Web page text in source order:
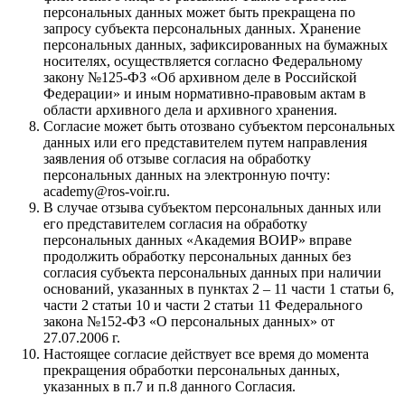
персональных данных может быть прекращена по
запросу субъекта персональных данных. Хранение
персональных данных, зафиксированных на бумажных
носителях, осуществляется согласно Федеральному
закону №125-ФЗ «Об архивном деле в Российской
Федерации» и иным нормативно-правовым актам в
области архивного дела и архивного хранения.
Согласие может быть отозвано субъектом персональных
данных или его представителем путем направления
заявления об отзыве согласия на обработку
персональных данных на электронную почту:
academy@ros-voir.ru.
В случае отзыва субъектом персональных данных или
его представителем согласия на обработку
персональных данных «Академия ВОИР» вправе
продолжить обработку персональных данных без
согласия субъекта персональных данных при наличии
оснований, указанных в пунктах 2 – 11 части 1 статьи 6,
части 2 статьи 10 и части 2 статьи 11 Федерального
закона №152-ФЗ «О персональных данных» от
27.07.2006 г.
Настоящее согласие действует все время до момента
прекращения обработки персональных данных,
указанных в п.7 и п.8 данного Согласия.